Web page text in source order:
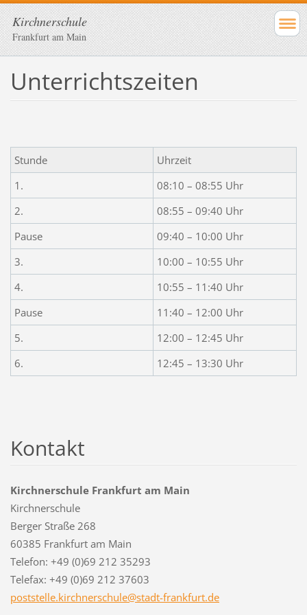
Kirchnerschule
Frankfurt am Main
Unterrichtszeiten
Stunde
Uhrzeit
1.
08:10 – 08:55 Uhr
2.
08:55 – 09:40 Uhr
Pause
09:40 – 10:00 Uhr
3.
10:00 – 10:55 Uhr
4.
10:55 – 11:40 Uhr
Pause
11:40 – 12:00 Uhr
5.
12:00 – 12:45 Uhr
6.
12:45 – 13:30 Uhr
Kontakt
Kirchnerschule Frankfurt am Main
Kirchnerschule
Berger Straße 268
60385 Frankfurt am Main
Telefon: +49 (0)69 212 35293
Telefax: +49 (0)69 212 37603
poststelle.kirchnerschule@stadt-frankfurt.de